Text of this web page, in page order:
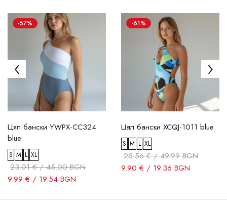
-57%
Цял бански YWPX-CC324
blue
S M L XL
23.01 € / 45.00 BGN
9.99 € / 19.54 BGN
-61%
Цял бански XCQJ-1011 blue
S M L XL
25.56 € / 49.99 BGN
9.90 € / 19.36 BGN